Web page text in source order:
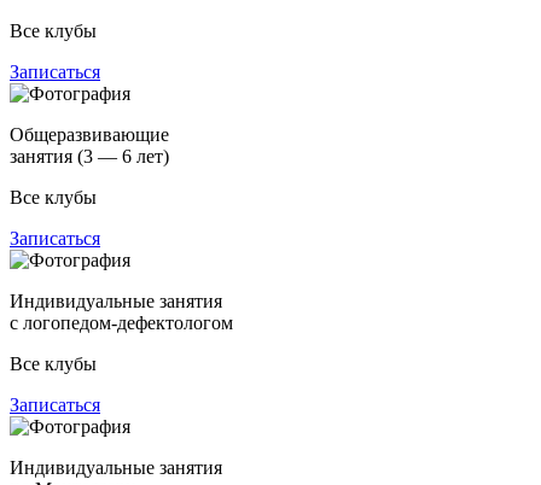
Все клубы
Записаться
Общеразвивающие
занятия (3 — 6 лет)
Все клубы
Записаться
Индивидуальные занятия
с логопедом-дефектологом
Все клубы
Записаться
Индивидуальные занятия